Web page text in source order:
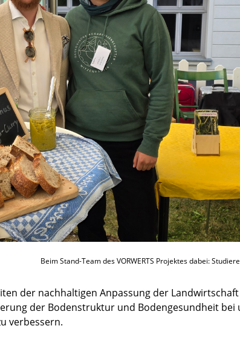
Beim Stand-Team des VORWERTS Projektes dabei:
der nachhaltigen Anpassung der
der Bodenstruktur und Bodengesundheit bei
verbessern.